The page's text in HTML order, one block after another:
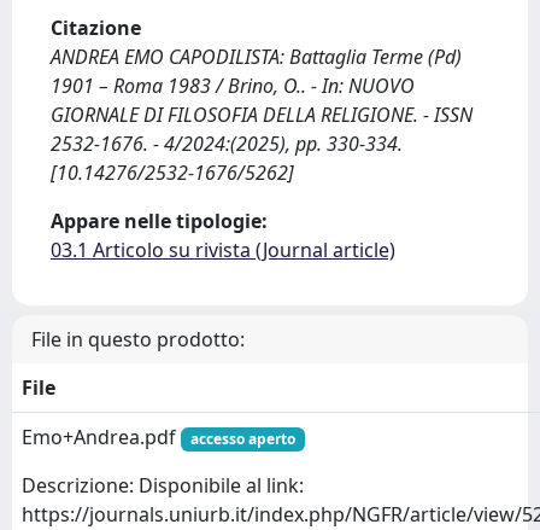
Citazione
ANDREA EMO CAPODILISTA: Battaglia Terme (Pd)
1901 – Roma 1983 / Brino, O.. - In: NUOVO
GIORNALE DI FILOSOFIA DELLA RELIGIONE. - ISSN
2532-1676. - 4/2024:(2025), pp. 330-334.
[10.14276/2532-1676/5262]
Appare nelle tipologie:
03.1 Articolo su rivista (Journal article)
File in questo prodotto:
File
Emo+Andrea.pdf
accesso aperto
Descrizione: Disponibile al link:
https://journals.uniurb.it/index.php/NGFR/article/view/